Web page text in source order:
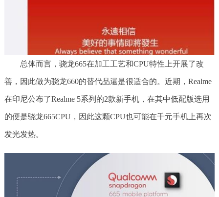
总体而言，骁龙665在加工工艺和CPU特性上开展了改
善，因此做为骁龙660的替代品還是很适合的。近期，Realme
在印尼公布了Realme 5系列的2款新手机，在其中低配版选用
的便是骁龙665CPU，因此这颗CPU也可能在千元手机上再次
发光发热。